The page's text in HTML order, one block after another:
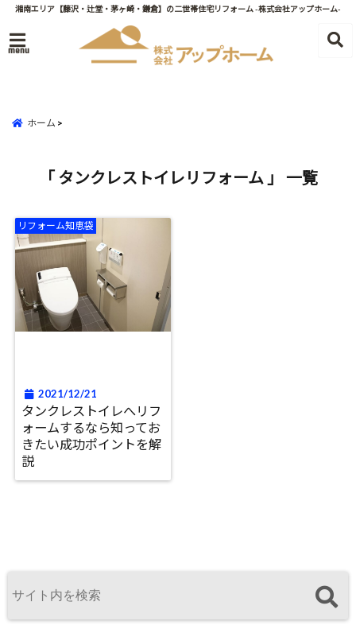
湘南エリア【藤沢・辻堂・茅ヶ崎・鎌倉】の二世帯住宅リフォーム -株式会社アップホーム-
menu
ホーム
「 タンクレストイレリフォーム 」 一覧
リフォーム知恵袋
2021/12/21
タンクレストイレへリフ
ォームするなら知ってお
きたい成功ポイントを解
説